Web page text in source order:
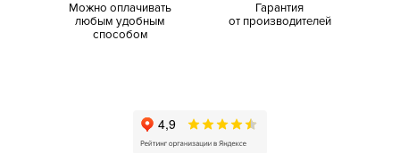
Можно оплачивать
любым удобным
способом
Гарантия
от производителей